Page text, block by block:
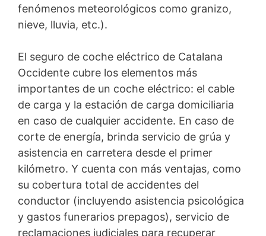
fenómenos meteorológicos como granizo,
nieve, lluvia, etc.).
El seguro de coche eléctrico de Catalana
Occidente cubre los elementos más
importantes de un coche eléctrico: el cable
de carga y la estación de carga domiciliaria
en caso de cualquier accidente. En caso de
corte de energía, brinda servicio de grúa y
asistencia en carretera desde el primer
kilómetro. Y cuenta con más ventajas, como
su cobertura total de accidentes del
conductor (incluyendo asistencia psicológica
y gastos funerarios prepagos), servicio de
reclamaciones judiciales para recuperar